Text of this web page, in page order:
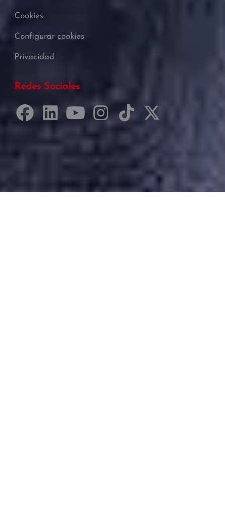
Cookies
Configurar cookies
Privacidad
Redes Sociales
Desarrollado por Just Quality